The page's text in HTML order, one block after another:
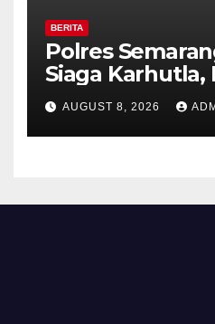
BERITA
Polres
Siaga Karhutla,
Tekankan
Kesiapsiagaan
Kemarau.
AUGUST 8, 2026